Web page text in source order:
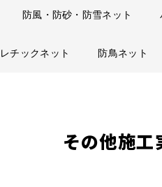
防風・防砂・防雪ネット
チックネット 防鳥ネット
その他施工